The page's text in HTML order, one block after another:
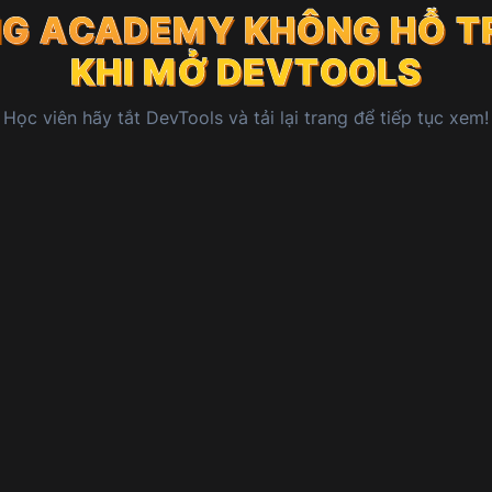
ACADEMY KHÔNG HỖ
KHI MỞ DEVTOOLS
ACADEMYKHÔNG HỖ
KHI MỞ DEVTOOLS
ACADEMYKHÔNG HỖ
KHI MỞ DEVTOOLS
Học viên hãy tắt DevTools và tải lại trang để tiếp tục xem!